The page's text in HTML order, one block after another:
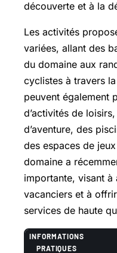
découverte et à la
Les activités
variées, allant des
du domaine aux
cyclistes à travers
peuvent également
d’activités de
d’aventure, des
des espaces de
domaine a
importante, visant à
vacanciers et à
services de haute
INFORMATIONS
PRATIQUES